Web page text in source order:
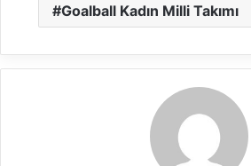
Goalball Kadın Milli Takımı